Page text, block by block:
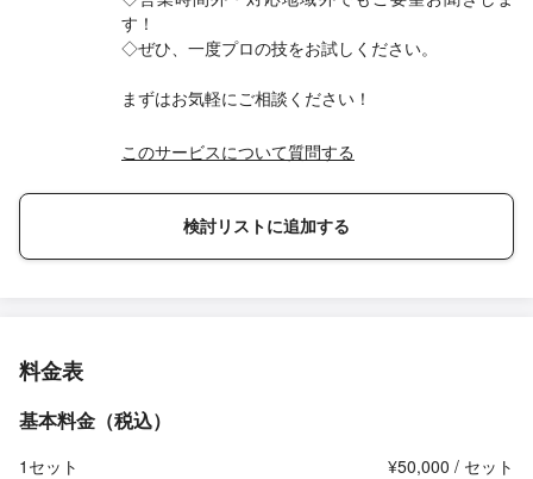
す！
◇ぜひ、一度プロの技をお試しください。
まずはお気軽にご相談ください！
このサービスについて質問する
検討リストに追加する
料金表
基本料金（税込）
1セット
¥50,000 / セット